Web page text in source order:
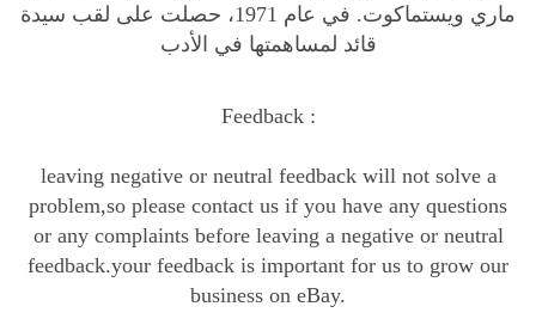
ل
q
a
ماري ويستماكوت. في عام 1971، حصلت على لقب سيدة
قائد لمساهمتها في الأدب
Feedback :
leaving negative or neutral feedback will not solve a
problem,so please contact us if you have any questions
or any complaints before leaving a negative or neutral
feedback.your feedback is important for us to grow our
business on eBay.